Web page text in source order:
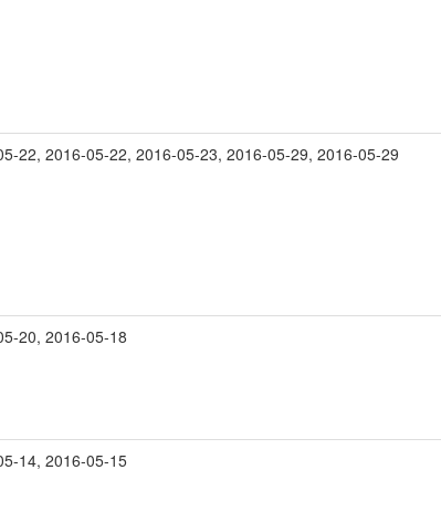
22, 2016-05-22, 2016-05-23, 2016-05-29, 2016-05-29
20, 2016-05-18
14, 2016-05-15